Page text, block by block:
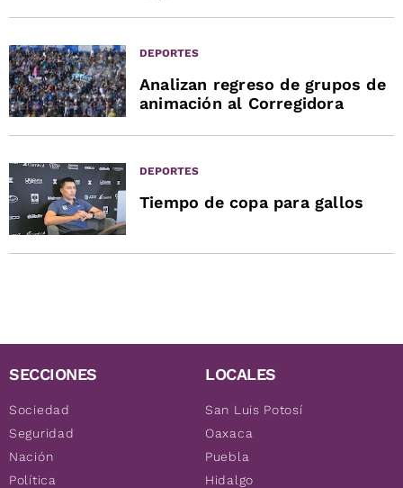
DEPORTES
Analizan regreso de grupos de
animación al Corregidora
DEPORTES
Tiempo de copa para gallos
SECCIONES
Sociedad
Seguridad
Nación
Política
LOCALES
San Luis Potosí
Oaxaca
Puebla
Hidalgo